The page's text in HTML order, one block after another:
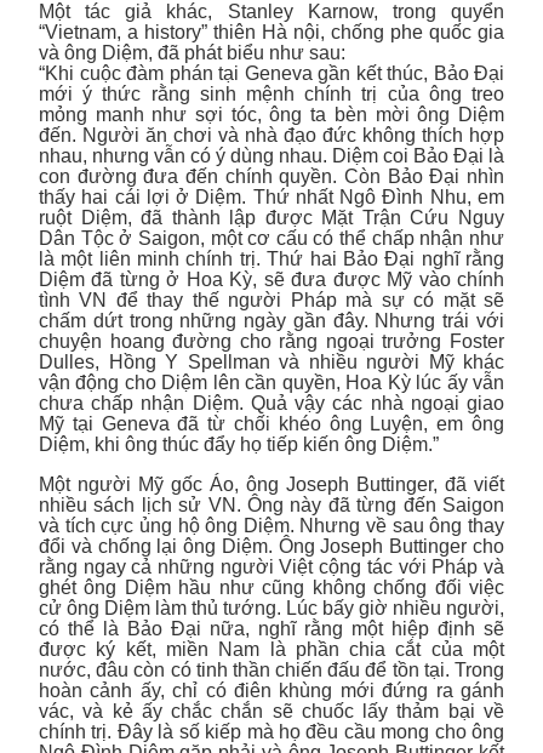
Một tác giả khác, Stanley Karnow, trong quyển
“Vietnam, a history” thiên Hà nội, chống phe quốc gia
và ông Diệm, đã phát biểu như sau:
“Khi cuộc đàm phán tại Geneva gần kết thúc, Bảo Đại
mới ý thức rằng sinh mệnh chính trị của ông treo
mỏng manh như sợi tóc, ông ta bèn mời ông Diệm
đến. Người ăn chơi và nhà đạo đức không thích hợp
nhau, nhưng vẫn có ý dùng nhau. Diệm coi Bảo Đại là
con đường đưa đến chính quyền. Còn Bảo Đại nhìn
thấy hai cái lợi ở Diệm. Thứ nhất Ngô Đình Nhu, em
ruột Diệm, đã thành lập được Mặt Trận Cứu Nguy
Dân Tộc ở Saigon, một cơ cấu có thể chấp nhận như
là một liên minh chính trị. Thứ hai Bảo Đại nghĩ rằng
Diệm đã từng ở Hoa Kỳ, sẽ đưa được Mỹ vào chính
tình VN để thay thế người Pháp mà sự có mặt sẽ
chấm dứt trong những ngày gần đây. Nhưng trái với
chuyện hoang đường cho rằng ngoại trưởng Foster
Dulles, Hồng Y Spellman và nhiều người Mỹ khác
vận động cho Diệm lên cần quyền, Hoa Kỳ lúc ấy vẫn
chưa chấp nhận Diệm. Quả vậy các nhà ngoại giao
Mỹ tại Geneva đã từ chối khéo ông Luyện, em ông
Diệm, khi ông thúc đẩy họ tiếp kiến ông Diệm.”
Một người Mỹ gốc Áo, ông Joseph Buttinger, đã viết
nhiều sách lịch sử VN. Ông này đã từng đến Saigon
và tích cực ủng hộ ông Diệm. Nhưng về sau ông thay
đổi và chống lại ông Diệm. Ông Joseph Buttinger cho
rằng ngay cả những người Việt cộng tác với Pháp và
ghét ông Diệm hầu như cũng không chống đối việc
cử ông Diệm làm thủ tướng. Lúc bấy giờ nhiều người,
có thể là Bảo Đại nữa, nghĩ rằng một hiệp định sẽ
được ký kết, miền Nam là phần chia cắt của một
nước, đâu còn có tinh thần chiến đấu để tồn tại. Trong
hoàn cảnh ấy, chỉ có điên khùng mới đứng ra gánh
vác, và kẻ ấy chắc chắn sẽ chuốc lấy thảm bại về
chính trị. Đây là số kiếp mà họ đều cầu mong cho ông